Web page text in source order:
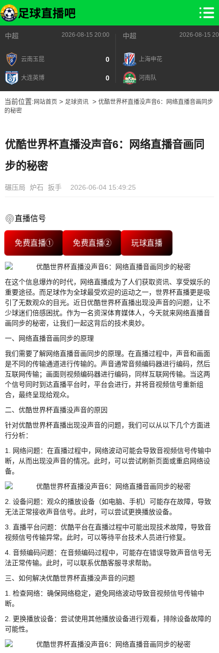
中超 2026-08-15 20:00
云南玉昆 0
大连英博 0
中超 2026-08-15
上海申花
河南队
当前位置: 网站首页> 足球资讯> 优酷世界杯直播没声音6：网络直播音画同步
的秘密
优酷世界杯直播没声音6：网络直播音画同
步的秘密
碾压局 炉石 扳手 2026-06-04 15:49:25
直播信号
免费直播① 免费直播② 玩球直播
在这个信息爆炸的时代，网络直播成为了人们获取资讯、享受娱乐的
重要途径。而足球作为全球最受欢迎的运动之一，世界杯直播更是吸
引了无数观众的目光。近日优酷世界杯直播出现没声音的问题，让不
少球迷们倍感困扰。作为一名资深体育媒体人，今天就来网络直播音
画同步的秘密，让我们一起这背后的技术奥妙。
一、网络直播音画同步的原理
我们需要了解网络直播音画同步的原理。在直播过程中，声音和画面
是不同的传输通道进行传输的。声音通常音频编码器进行编码，然后
互联网传输；画面则视频编码器进行编码，同样互联网传输。当这两
个信号同时到达直播平台时，平台会进行，并将音视频信号重新组
合，最终呈现给观众。
二、优酷世界杯直播没声音的原因
针对优酷世界杯直播出现没声音的问题，我们可以从以下几个方面进
行分析：
1. 网络问题：在直播过程中，网络波动可能会导致音视频信号传输中
断，从而出现没声音的情况。此时，可以尝试刷新页面或重启网络设
备。
2. 设备问题：观众的播放设备（如电脑、手机）可能存在故障，导致
无法正常接收声音信号。此时，可以尝试更换播放设备。
3. 直播平台问题：优酷平台在直播过程中可能出现技术故障，导致音
视频信号传输异常。此时，可以等待平台技术人员进行修复。
4. 音频编码问题：在音频编码过程中，可能存在错误导致声音信号无
法正常传输。此时，可以联系优酷客服寻求帮助。
三、如何解决优酷世界杯直播没声音的问题
1. 检查网络：确保网络稳定，避免网络波动导致音视频信号传输中
断。
2. 更换播放设备：尝试使用其他播放设备进行观看，排除设备故障的
可能性。